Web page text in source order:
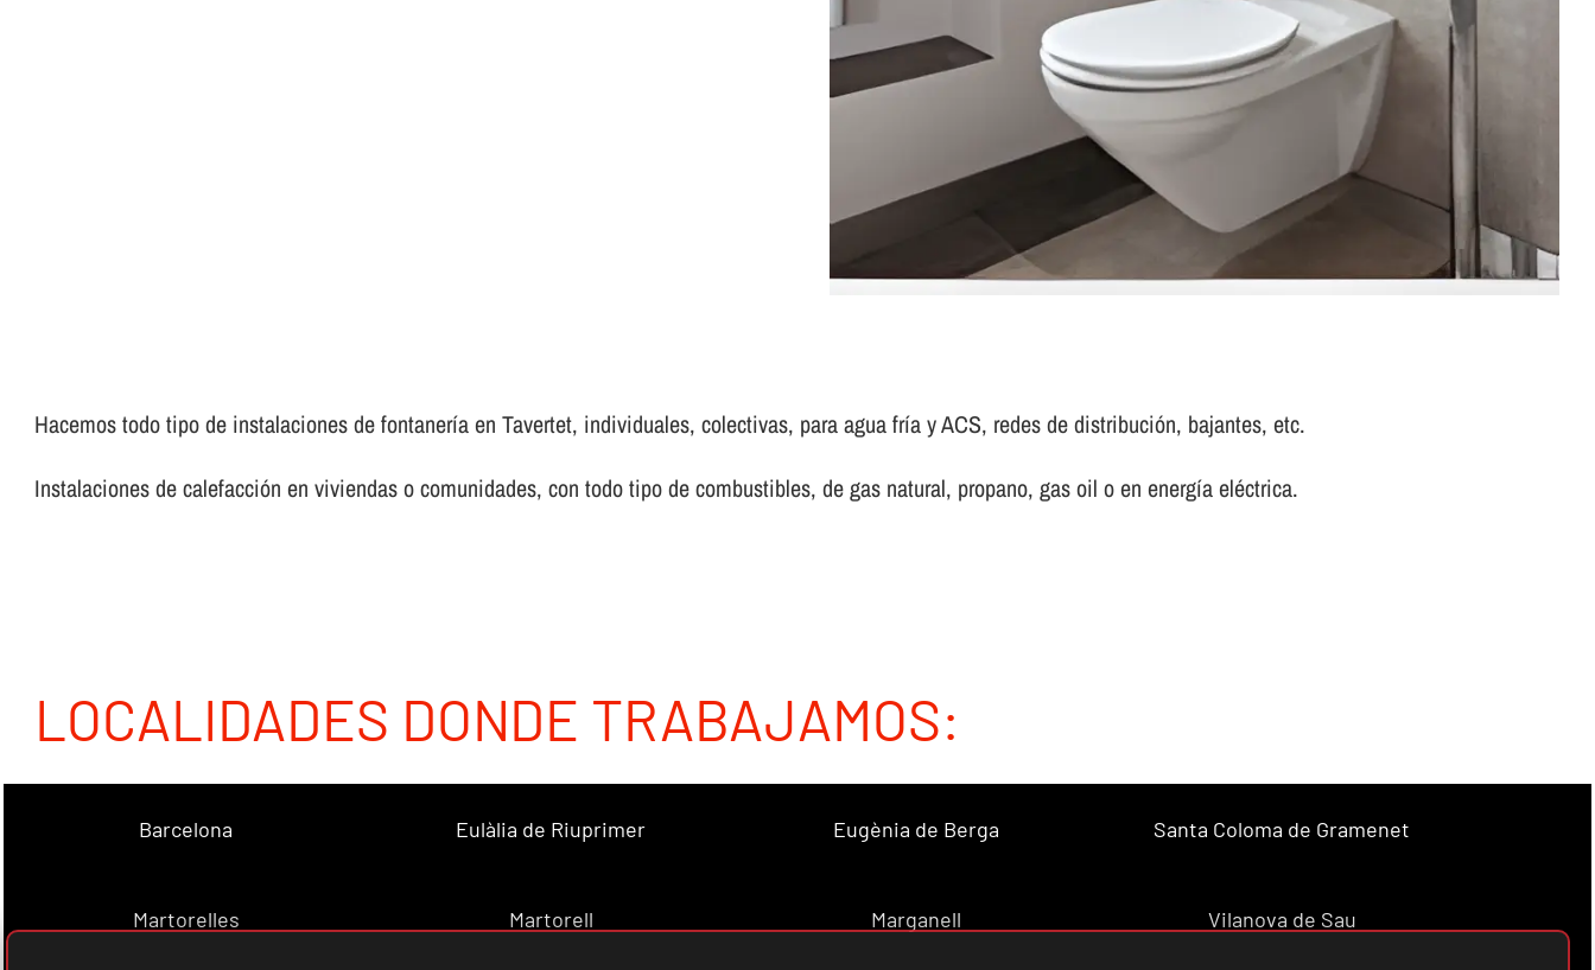
Hacemos todo tipo de instalaciones de fontanerí­a en Tavertet, individuales, colectivas, para agua frí­a y ACS, redes de distribución, bajantes, etc.
Instalaciones de calefacción en viviendas o comunidades, con todo tipo de combustibles, de gas natural, propano, gas oil o en energí­a eléctrica.
LOCALIDADES DONDE TRABAJAMOS:
Barcelona Eulàlia de Riuprimer Eugènia de Berga Santa Coloma de Gramenet
Martorelles Martorell Marganell Vilanova de Sau